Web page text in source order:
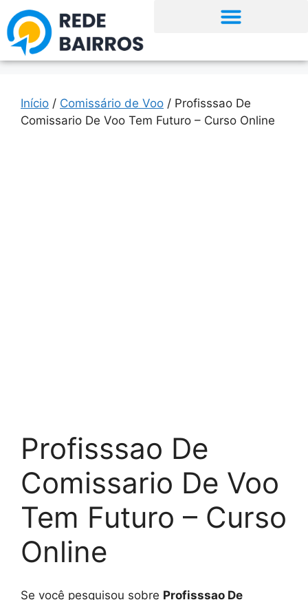
Início / Comissário de Voo / Profisssao De
Comissario De Voo Tem Futuro – Curso Online
Profisssao De
Comissario De Voo
Tem Futuro – Curso
Online
Se você pesquisou sobre Profisssao De